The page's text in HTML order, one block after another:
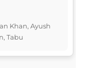
Khan, Ayush
Tabu